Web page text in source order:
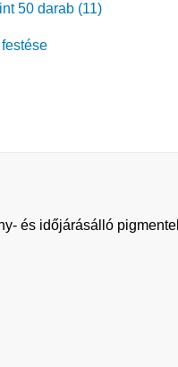
50 darab (11)
és időjárásálló